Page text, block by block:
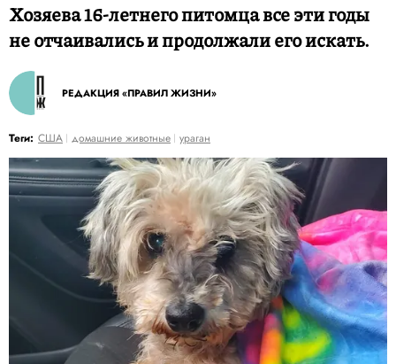
Хозяева 16-летнего питомца все эти годы
не отчаивались и продолжали его искать.
РЕДАКЦИЯ «ПРАВИЛ ЖИЗНИ»
Теги: США домашние животные ураган